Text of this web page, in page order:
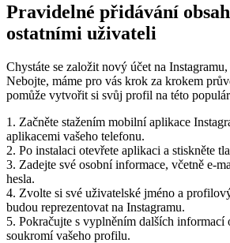
Pravidelné přidávání
ostatními uživateli
Chystáte se založit nový účet na
Nebojte, máme pro vás krok za krokem
pomůže vytvořit si svůj profil na této
1. Začněte stažením mobilní aplikace
aplikacemi vašeho telefonu.
2. Po instalaci otevřete aplikaci a stiskněte
3. Zadejte své osobní informace, včetně e-
hesla.
4. Zvolte si své uživatelské jméno a
budou reprezentovat na Instagramu.
5. Pokračujte s vyplněním dalších informací
soukromí vašeho profilu.